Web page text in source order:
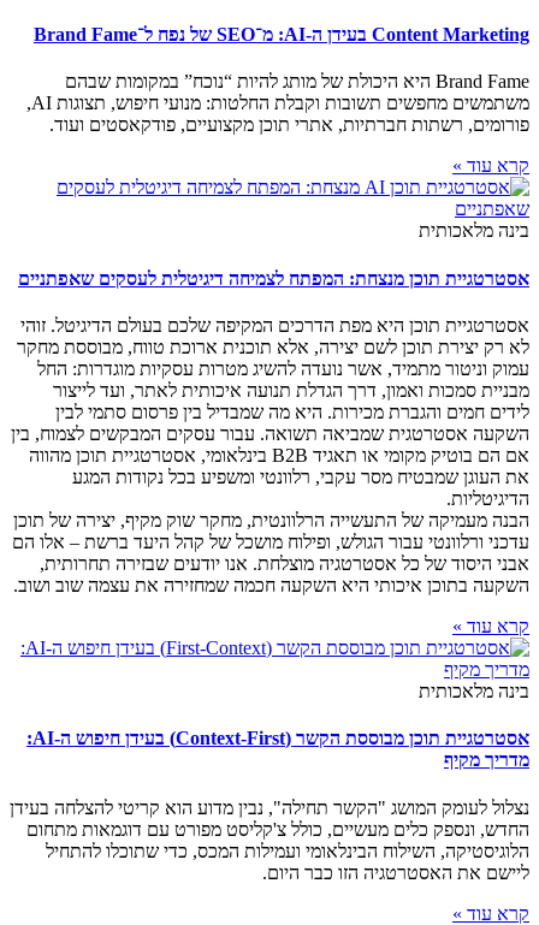
Content Marketing בעידן ה-AI: מ־SEO של נפח ל־Brand Fame
Brand Fame היא היכולת של מותג להיות “נוכח” במקומות שבהם
משתמשים מחפשים תשובות וקבלת החלטות: מנועי חיפוש, תצוגות AI,
פורומים, רשתות חברתיות, אתרי תוכן מקצועיים, פודקאסטים ועוד.
קרא עוד »
בינה מלאכותית
אסטרטגיית תוכן מנצחת: המפתח לצמיחה דיגיטלית לעסקים שאפתניים
אסטרטגיית תוכן היא מפת הדרכים המקיפה שלכם בעולם הדיגיטל. זוהי
לא רק יצירת תוכן לשם יצירה, אלא תוכנית ארוכת טווח, מבוססת מחקר
עמוק וניטור מתמיד, אשר נועדה להשיג מטרות עסקיות מוגדרות: החל
מבניית סמכות ואמון, דרך הגדלת תנועה איכותית לאתר, ועד לייצור
לידים חמים והגברת מכירות. היא מה שמבדיל בין פרסום סתמי לבין
השקעה אסטרטגית שמביאה תשואה. עבור עסקים המבקשים לצמוח, בין
אם הם בוטיק מקומי או תאגיד B2B בינלאומי, אסטרטגיית תוכן מהווה
את העוגן שמבטיח מסר עקבי, רלוונטי ומשפיע בכל נקודות המגע
הדיגיטליות.
הבנה מעמיקה של התעשייה הרלוונטית, מחקר שוק מקיף, יצירה של תוכן
עדכני ורלוונטי עבור הגולש, ופילוח מושכל של קהל היעד ברשת – אלו הם
אבני היסוד של כל אסטרטגיה מוצלחת. אנו יודעים שבזירה תחרותית,
השקעה בתוכן איכותי היא השקעה חכמה שמחזירה את עצמה שוב ושוב.
קרא עוד »
בינה מלאכותית
אסטרטגיית תוכן מבוססת הקשר (Context-First) בעידן חיפוש ה-AI:
מדריך מקיף
נצלול לעומק המושג "הקשר תחילה", נבין מדוע הוא קריטי להצלחה בעידן
החדש, ונספק כלים מעשיים, כולל צ'קליסט מפורט עם דוגמאות מתחום
הלוגיסטיקה, השילוח הבינלאומי ועמילות המכס, כדי שתוכלו להתחיל
ליישם את האסטרטגיה הזו כבר היום.
קרא עוד »